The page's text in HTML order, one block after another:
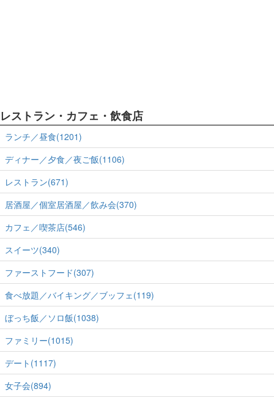
レストラン・カフェ・飲食店
ランチ／昼食(1201)
ディナー／夕食／夜ご飯(1106)
レストラン(671)
居酒屋／個室居酒屋／飲み会(370)
カフェ／喫茶店(546)
スイーツ(340)
ファーストフード(307)
食べ放題／バイキング／ブッフェ(119)
ぼっち飯／ソロ飯(1038)
ファミリー(1015)
デート(1117)
女子会(894)